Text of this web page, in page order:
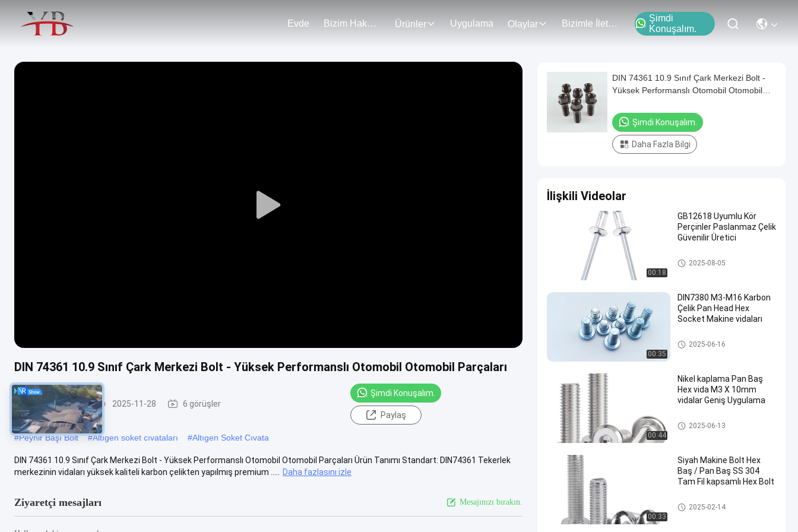
Evde Bizim Hakkımızda Ürünler Uygulama Olaylar Bizimle İletişim
Şimdi
Konuşalım.
Play
DIN 74361 10.9 Sınıf Çark Merkezi Bolt - Yüksek Performanslı Otomobil Otomobil Parçaları
Makine cıvatası 2025-11-28 6 görüşler
Şimdi Konuşalım.
Paylaş
#Peynir Başı Bolt #Altıgen soket cıvataları #Altıgen Soket Cıvata
DIN 74361 10.9 Sınıf Çark Merkezi Bolt - Yüksek Performanslı Otomobil Otomobil Parçaları Ürün Tanımı Standart: DIN74361 Tekerlek
merkezinin vidaları yüksek kaliteli karbon çelikten yapılmış premium .....
Daha fazlasını izle
Ziyaretçi mesajları Mesajınızı bırakın.
DIN 74361 10.9 Sınıf Çark Merkezi Bolt -
Yüksek Performanslı Otomobil Otomobil
Şimdi Konuşalım.
Daha Fazla Bilgi
İlişkili Videolar
00:18
GB12618 Uyumlu Kör
Perçinler Paslanmaz Çelik
Güvenilir Üretici
Makine cıvatası
2025-08-05
00:35
DIN7380 M3-M16 Karbon
Çelik Pan Head Hex
Socket Makine vidaları
Makine cıvatası
2025-06-16
00:44
Nikel kaplama Pan Baş
Hex vida M3 X 10mm
vidalar Geniş Uygulama
Pan kafası vida
2025-06-13
00:33
Siyah Makine Bolt Hex
Baş / Pan Baş SS 304
Tam Fil kapsamlı Hex Bolt
Makine cıvatası
2025-02-14